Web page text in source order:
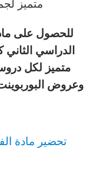
متميز
الدراسي
متميز لكل
وعروض